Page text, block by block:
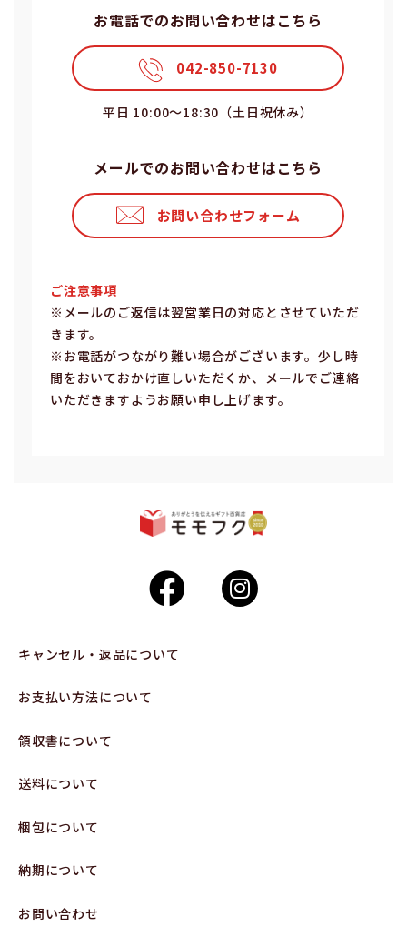
お電話でのお問い合わせはこちら
042-850-7130
平⽇ 10:00〜18:30（⼟⽇祝休み）
メールでのお問い合わせはこちら
お問い合わせフォーム
ご注意事項
※メールのご返信は翌営業⽇の対応とさせていただ
きます。
※お電話がつながり難い場合がございます。少し時
間をおいておかけ直しいただくか、メールでご連絡
いただきますようお願い申し上げます。
キャンセル・返品について
お支払い方法について
領収書について
送料について
梱包について
納期について
お問い合わせ